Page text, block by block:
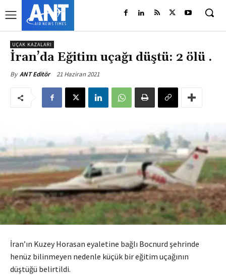
UÇAK KAZALARI
İran’da Eğitim uçağı düştü: 2 ölü .
By ANT Editör 21 Haziran 2021
İran’ın Kuzey Horasan eyaletine bağlı Bocnurd şehrinde
henüz bilinmeyen nedenle küçük bir eğitim uçağının
düştüğü belirtildi.